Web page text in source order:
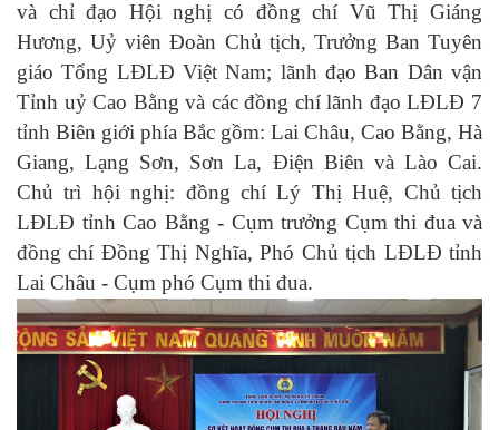
và chỉ đạo Hội nghị có đồng chí Vũ Thị Giáng
Hương, Uỷ viên Đoàn Chủ tịch, Trưởng Ban Tuyên
giáo Tổng LĐLĐ Việt Nam; lãnh đạo Ban Dân vận
Tỉnh uỷ Cao Bằng và các đồng chí lãnh đạo LĐLĐ 7
tỉnh Biên giới phía Bắc gồm: Lai Châu, Cao Bằng, Hà
Giang, Lạng Sơn, Sơn La, Điện Biên và Lào Cai.
Chủ trì hội nghị: đồng chí Lý Thị Huệ, Chủ tịch
LĐLĐ tỉnh Cao Bằng - Cụm trưởng Cụm thi đua và
đồng chí Đồng Thị Nghĩa, Phó Chủ tịch LĐLĐ tỉnh
Lai Châu - Cụm phó Cụm thi đua.